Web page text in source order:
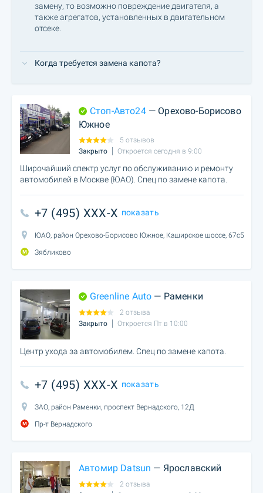
замену, то возможно повреждение двигателя, а
также агрегатов, установленных в двигательном
отсеке.
Когда требуется замена капота?
Стоп-Авто24— Орехово-Борисово
Южное
5 отзывов
Закрыто
Откроется сегодня в 9:00
Широчайший спектр услуг по обслуживанию и ремонту
автомобилей в Москве (ЮАО). Спец по замене капота.
+7 (495) XXX-X показать
ЮАО, район Орехово-Борисово Южное, Каширское шоссе, 67с5
Зябликово
Greenline Auto — Раменки
2 отзыва
Закрыто
Откроется Пт в 10:00
Центр ухода за автомобилем. Спец по замене капота.
+7 (495) XXX-X показать
ЗАО, район Раменки, проспект Вернадского, 12Д
Пр-т Вернадского
Автомир Datsun — Ярославский
2 отзыва